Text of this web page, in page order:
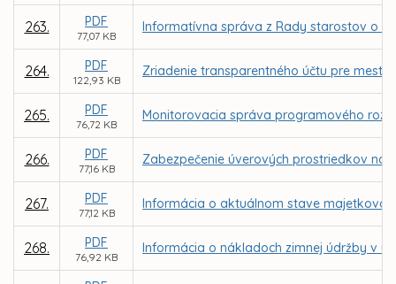
263. PDF
77,07 KB
Informatívna správa z Rady starostov o
264. PDF
122,93 KB
Zriadenie transparentného účtu pre
265. PDF
76,72 KB
Monitorovacia správa programového
266. PDF
77,16 KB
Zabezpečenie úverových prostriedkov na
267. PDF
77,12 KB
Informácia o aktuálnom stave
268. PDF
76,92 KB
Informácia o nákladoch zimnej údržby v